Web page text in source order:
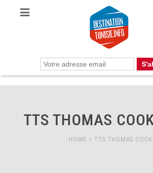
TTS THOMAS
HOME > TTS THOMAS COOK